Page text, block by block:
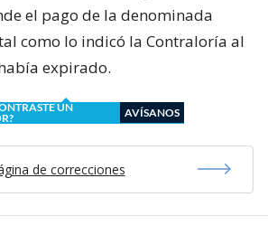
el pago de la denominada
como lo indicó la Contraloría al
expirado.
UN
AVÍSANOS
de correcciones